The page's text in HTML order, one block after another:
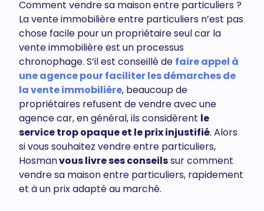
Comment vendre sa maison entre particuliers ?
La vente immobilière entre particuliers n’est pas
chose facile pour un propriétaire seul car la
vente immobilière est un processus
chronophage. S’il est conseillé de faire appel à
une agence pour faciliter les démarches de
la vente immobilière, beaucoup de
propriétaires refusent de vendre avec une
agence car, en général, ils considèrent le
service trop opaque et le prix injustifié. Alors
si vous souhaitez vendre entre particuliers,
Hosmanvous livre ses conseilssur comment
vendre sa maison entre particuliers, rapidement
et à un prix adapté au marché.